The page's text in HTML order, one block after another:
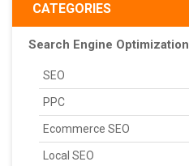
CATEGORIES
Search Engine Optimization
SEO
PPC
Ecommerce SEO
Local SEO